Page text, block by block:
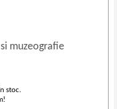
muzeografie
stoc.